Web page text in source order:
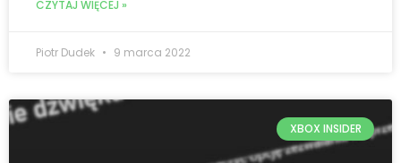
CZYTAJ WIĘCEJ »
Piotr Dudek 9 marca 2022
XBOX INSIDER